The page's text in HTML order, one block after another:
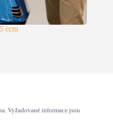
ccm
Vyžadované informace jsou